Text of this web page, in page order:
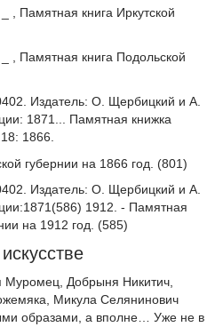
, Памятная книга Иркутской
, Памятная книга Подольской
Издатель: О. Щербицкий и А.
1871... Памятная книжка
1866.
губернии на 1866 год. (801)
Издатель: О. Щербицкий и А.
1912. - Памятная
на 1912 год. (585)
Муромец, Добрыня Никитич,
Микула Селянинович
образами, а вполне… Уже не в